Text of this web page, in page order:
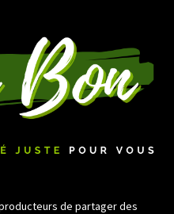
de partager des